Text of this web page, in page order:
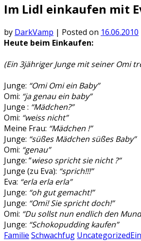
Im Lidl einkaufen mit
by DarkVamp | Posted on 16.06.2010
Heute beim Einkaufen:
(Ein 3jähriger Junge mit seiner Omi
Junge: “Omi Omi ein Baby”
Omi: “ja genau ein baby”
Junge : “Mädchen?”
Omi: “weiss nicht”
Meine Frau: “Mädchen !”
Junge: “süßes Mädchen süßes Baby”
Omi: “genau”
Junge: “wieso spricht sie nicht ?”
Junge (zu Eva): “sprich!!!”
Eva: “erla erla erla”
Junge: “oh gut gemacht!”
Junge: “Omi! Sie spricht doch!”
Omi: “Du sollst nun endlich den
Junge: “Schokopudding kaufen”
Familie Schwachfug Uncategorized